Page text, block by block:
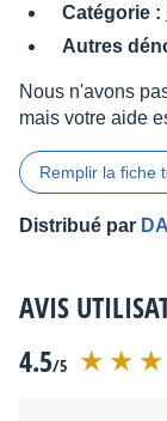
Catégorie :
Autres
Nous n'avons
mais votre aide
Remplir la fiche
Distribué par
AVIS
4.5/5